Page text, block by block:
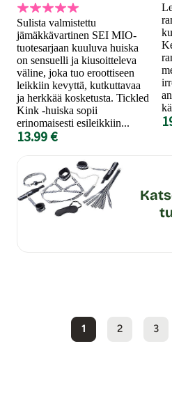
Sulista valmistettu
jämäkkävartinen SEI MIO-
tuotesarjaan kuuluva huiska
on sensuelli ja kiusoitteleva
väline, joka tuo eroottiseen
leikkiin kevyttä, kutkuttavaa
ja herkkää kosketusta. Tickled
Kink -huiska sopii
erinomaisesti esileikkiin...
13.99 €
1 2 3